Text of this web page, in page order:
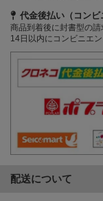
代金後払い（コンビ
商品到着後に封書型の
14日以内にコンビニエ
配送について